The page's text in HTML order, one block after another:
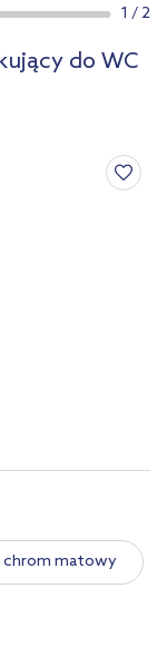
1 /2
do WC
chrom matowy